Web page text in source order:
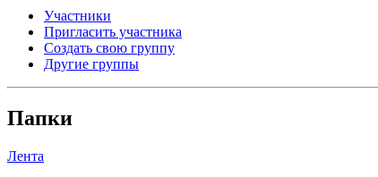
Участники
Пригласить участника
Создать свою группу
Другие группы
Папки
Лента